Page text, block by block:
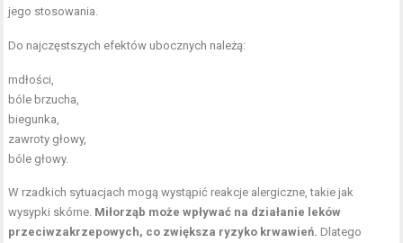
jego stosowania.
Do najczęstszych efektów ubocznych należą:
mdłości,
bóle brzucha,
biegunka,
zawroty głowy,
bóle głowy.
W rzadkich sytuacjach mogą wystąpić reakcje alergiczne, takie jak
wysypki skórne. Miłorząb może wpływać na działanie leków
przeciwzakrzepowych, co zwiększa ryzyko krwawień. Dlatego